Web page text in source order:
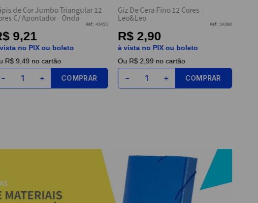
de Cor Jumbo Triangular 12
C/ Apontador - Onda
Ref.:43455
9,21
no PIX ou boleto
R$ 9,49 no cartão
＋
－ COMPRAR
Giz De Cera Fino 12 Cores -
Leo&Leo
Ref.: 14390
R$ 2,90
à vista no PIX ou boleto
Ou R$ 2,99 no cartão
＋
－ COMPRAR